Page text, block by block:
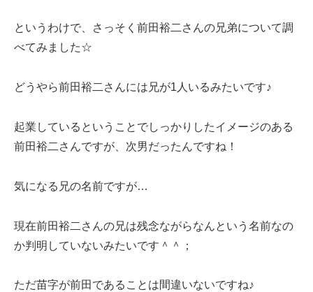
というわけで、さっそく前田裕二さんの兄弟について調
べてみました☆
どうやら前田裕二さんには兄が1人いるみたいです♪
起業しているということでしっかりしたイメージのある
前田裕二さんですが、次男だったんですね！
気になる兄の名前ですが…
現在前田裕二さんの兄は残念ながらなんという名前なの
か判明していないみたいです＾＾；
ただ苗字が前田であることは間違いないですね♪